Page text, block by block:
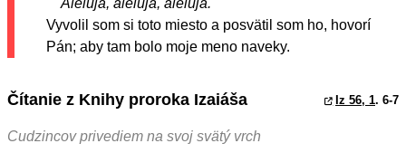
Aleluja, aleluja, aleluja.
Vyvolil som si toto miesto a posvätil som ho, hovorí
Pán; aby tam bolo moje meno naveky.
Čítanie z Knihy proroka Izaiáša Iz 56, 1. 6-7
Cudzincov privediem na svoj svätý vrch